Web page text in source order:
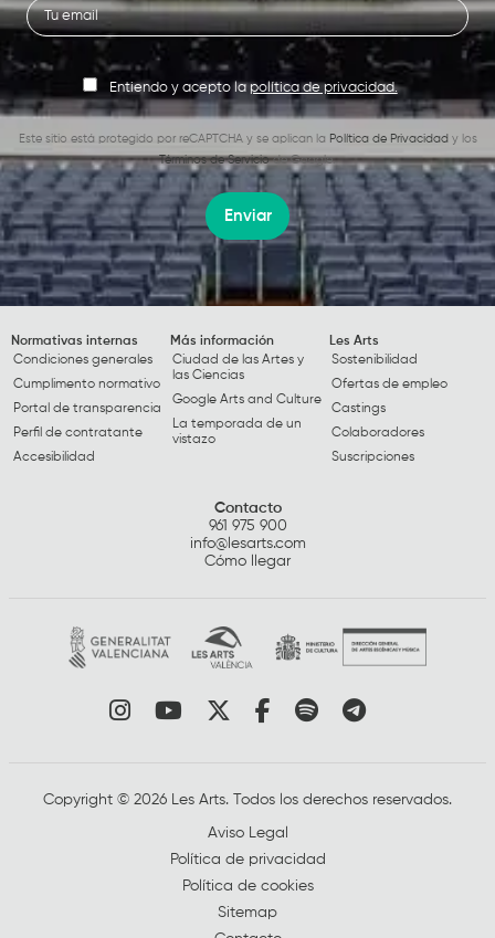
Entiendo y acepto lapolítica de privacidad.
Este sitio está protegido por reCAPTCHA y se aplican la Política de Privacidad y los
Términos de Serviciode Google.
Enviar
Normativas internas
Condiciones generales
Cumplimento normativo
Portal de transparencia
Perfil de contratante
Accesibilidad
Más información
Ciudad de las Artes y
las Ciencias
Google Arts and Culture
La temporada de un
vistazo
Les Arts
Sostenibilidad
Ofertas de empleo
Castings
Colaboradores
Suscripciones
Contacto
961 975 900
info@lesarts.com
Cómo llegar
Link a instagram
Link a youtube
Link a twitter
Link a facebook
Link a spotify
Link a
Copyright © 2026 Les Arts. Todos los derechos reservados.
Aviso Legal
Política de privacidad
Política de cookies
Sitemap